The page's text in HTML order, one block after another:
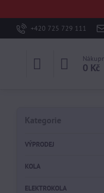
+420 725 729 111
0 Kč
Kategorie
VÝPRODEJ
KOLA
ELEKTROKOLA